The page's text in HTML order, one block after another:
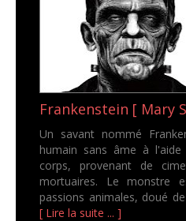
Frankenstein [ Mary
Un savant nommé
humain sans âme à
corps, provenant de
mortuaires. Le monstre
passions animales, doué
[ Lire la suite ... ]